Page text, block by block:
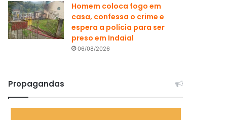
Homem coloca fogo em
casa, confessa o crime e
espera a polícia para ser
preso em Indaial
06/08/2026
Propagandas